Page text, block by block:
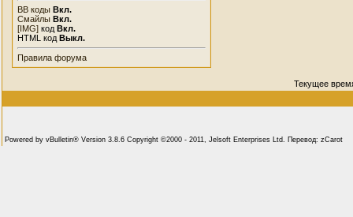
BB коды Вкл.
Смайлы Вкл.
[IMG] код Вкл.
HTML код Выкл.
Правила форума
Текущее
Powered by vBulletin® Version 3.8.6 Copyright ©2000 - 2011, Jelsoft Enterprises Ltd. Перевод: zCarot